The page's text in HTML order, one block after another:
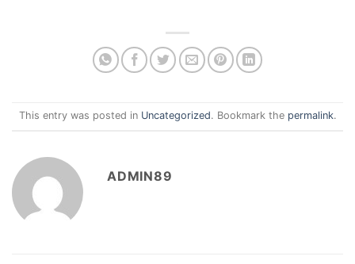
This entry was posted in Uncategorized. Bookmark the permalink.
ADMIN89